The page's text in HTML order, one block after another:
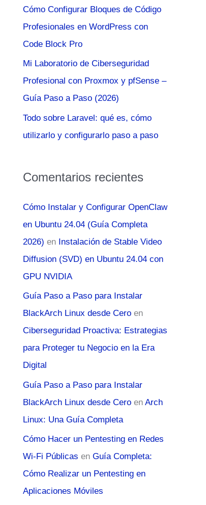
:
Cómo Configurar Bloques de Código
Profesionales en WordPress con
Code Block Pro
Mi Laboratorio de Ciberseguridad
Profesional con Proxmox y pfSense –
Guía Paso a Paso (2026)
Todo sobre Laravel: qué es, cómo
utilizarlo y configurarlo paso a paso
Comentarios recientes
Cómo Instalar y Configurar OpenClaw
en Ubuntu 24.04 (Guía Completa
2026) en Instalación de Stable Video
Diffusion (SVD) en Ubuntu 24.04 con
GPU NVIDIA
Guía Paso a Paso para Instalar
BlackArch Linux desde Cero en
Ciberseguridad Proactiva: Estrategias
para Proteger tu Negocio en la Era
Digital
Guía Paso a Paso para Instalar
BlackArch Linux desde Cero en Arch
Linux: Una Guía Completa
Cómo Hacer un Pentesting en Redes
Wi-Fi Públicas en Guía Completa:
Cómo Realizar un Pentesting en
Aplicaciones Móviles